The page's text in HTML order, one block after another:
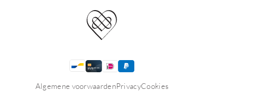
Algemene voorwaardenPrivacyCookies